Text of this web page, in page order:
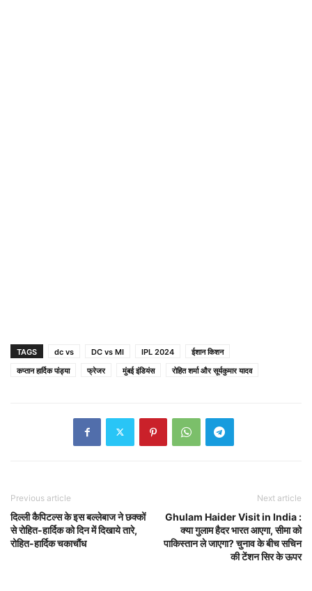
TAGS dc vs DC vs MI IPL 2024
ईशान किशन
कप्तान हार्दिक पांड्या
फ्रेजर मुंबई इंडियंस रोहित शर्मा और सूर्यकुमार यादव
Previous article
दिल्ली कैपिटल्स के इस बल्लेबाज ने छक्कों
से रोहित-हार्दिक को दिन में दिखाये तारे,
रोहित-हार्दिक चकाचौंध
Next article
Ghulam Haider Visit in India :
क्या गुलाम हैदर भारत आएगा, सीमा को
पाकिस्‍तान ले जाएगा? चुनाव के बीच सचिन
की टेंशन सिर के ऊपर